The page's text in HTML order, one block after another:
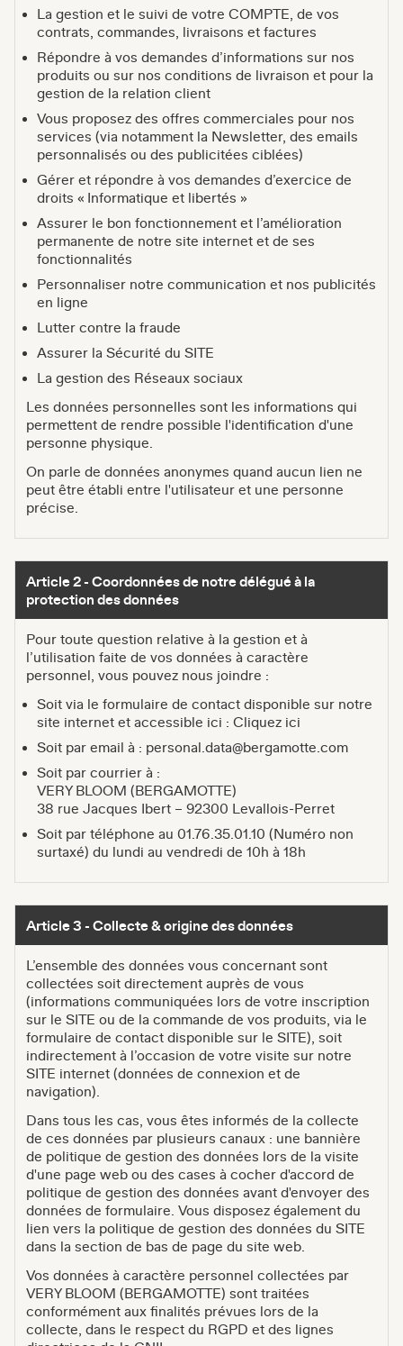
La gestion et le suivi de votre COMPTE, de vos
contrats, commandes, livraisons et factures
Répondre à vos demandes d’informations sur nos
produits ou sur nos conditions de livraison et pour la
gestion de la relation client
Vous proposez des offres commerciales pour nos
services (via notamment la Newsletter, des emails
personnalisés ou des publicitées ciblées)
Gérer et répondre à vos demandes d’exercice de
droits « Informatique et libertés »
Assurer le bon fonctionnement et l’amélioration
permanente de notre site internet et de ses
fonctionnalités
Personnaliser notre communication et nos publicités
en ligne
Lutter contre la fraude
Assurer la Sécurité du SITE
La gestion des Réseaux sociaux
Les données personnelles sont les informations qui
permettent de rendre possible l'identification d'une
personne physique.
On parle de données anonymes quand aucun lien ne
peut être établi entre l'utilisateur et une personne
précise.
Article 2 - Coordonnées de notre délégué à la
protection des données
Pour toute question relative à la gestion et à
l’utilisation faite de vos données à caractère
personnel, vous pouvez nous joindre :
Soit via le formulaire de contact disponible sur notre
site internet et accessible ici : Cliquez ici
Soit par email à : personal.data@bergamotte.com
Soit par courrier à :
VERY BLOOM (BERGAMOTTE)
38 rue Jacques Ibert – 92300 Levallois-Perret
Soit par téléphone au 01.76.35.01.10 (Numéro non
surtaxé) du lundi au vendredi de 10h à 18h
Article 3 - Collecte & origine des données
L’ensemble des données vous concernant sont
collectées soit directement auprès de vous
(informations communiquées lors de votre inscription
sur le SITE ou de la commande de vos produits, via le
formulaire de contact disponible sur le SITE), soit
indirectement à l’occasion de votre visite sur notre
SITE internet (données de connexion et de
navigation).
Dans tous les cas, vous êtes informés de la collecte
de ces données par plusieurs canaux : une bannière
de politique de gestion des données lors de la visite
d'une page web ou des cases à cocher d'accord de
politique de gestion des données avant d'envoyer des
données de formulaire. Vous disposez également du
lien vers la politique de gestion des données du SITE
dans la section de bas de page du site web.
Vos données à caractère personnel collectées par
VERY BLOOM (BERGAMOTTE) sont traitées
conformément aux finalités prévues lors de la
collecte, dans le respect du RGPD et des lignes